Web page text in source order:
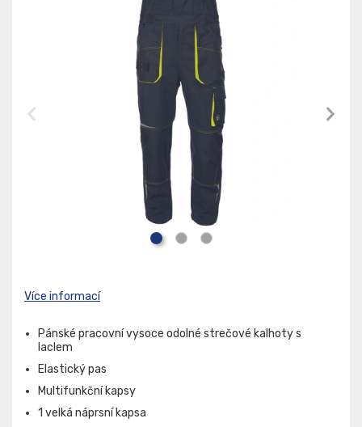
Více informací
Pánské pracovní vysoce odolné strečové kalhoty s
laclem
Elastický pas
Multifunkční kapsy
1 velká náprsní kapsa